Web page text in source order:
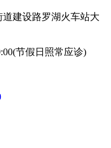
建设路罗湖火车站大
节假日照常应诊)